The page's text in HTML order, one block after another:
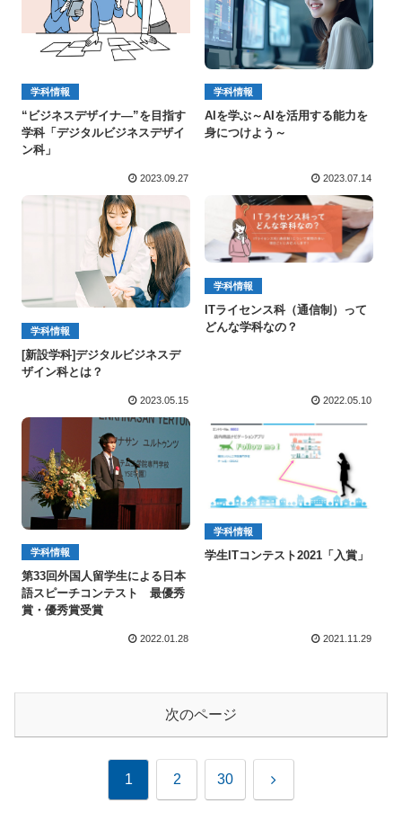
学科情報
“ビジネスデザイナ―”を目指す
学科「デジタルビジネスデザイ
ン科」
2023.09.27
学科情報
AIを学ぶ～AIを活用する能力を
身につけよう～
2023.07.14
学科情報
[新設学科]デジタルビジネスデ
ザイン科とは？
2023.05.15
学科情報
ITライセンス科（通信制）って
どんな学科なの？
2022.05.10
学科情報
第33回外国人留学生による日本
語スピーチコンテスト 最優秀
賞・優秀賞受賞
2022.01.28
学科情報
学生ITコンテスト2021「入賞」
2021.11.29
次のページ
1 2 30 次